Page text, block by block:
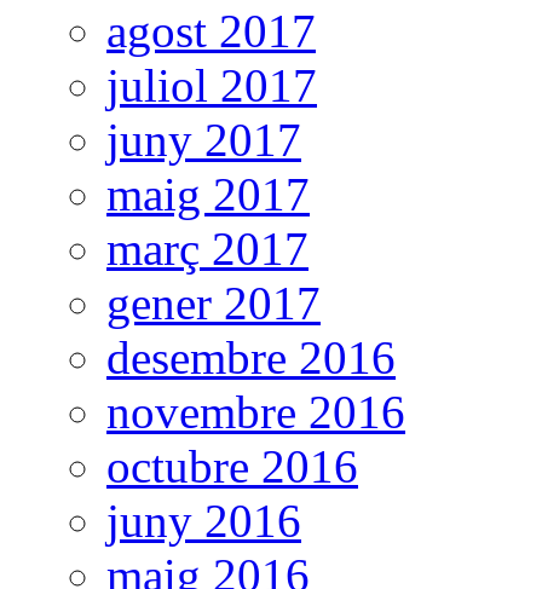
agost 2017
juliol 2017
juny 2017
maig 2017
març 2017
gener 2017
desembre 2016
novembre 2016
octubre 2016
juny 2016
maig 2016